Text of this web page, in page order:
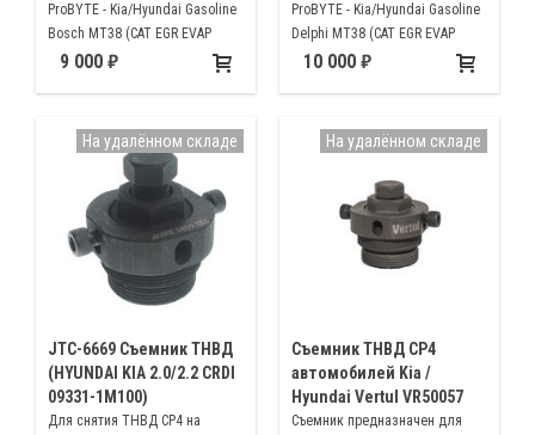
ProBYTE - Kia/Hyundai Gasoline
Bosch MT38 (CAT EGR EVAP
FLAPS DTC OFF)
9 000
ProBYTE - Kia/Hyundai Gasoline
Delphi MT38 (CAT EGR EVAP
FLAPS DTC OFF)
10 000
JTC-6669 Съемник ТНВД
(HYUNDAI KIA 2.0/2.2 CRDI
09331-1M100)
Для снятия ТНВД СР4 на
На удалённом складе
Съемник ТНВД СР4
автомобилей Kia /
Hyundai Vertul VR50057
Съемник предназначен для
На удалённом складе